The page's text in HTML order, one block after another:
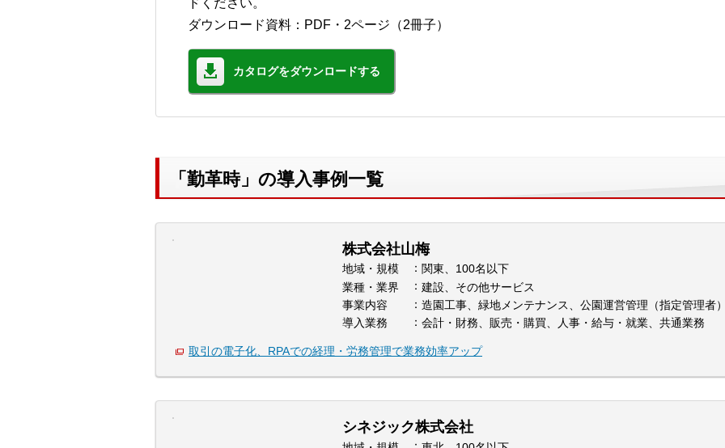
ドください。
ダウンロード資料：PDF・2ページ（2冊子）
カタログをダウンロードする
「勤革時」の導入事例一覧
株式会社山梅
地域・規模
関東、100名以下
業種・業界
建設、その他サービス
事業内容
造園工事、緑地メンテナンス、公園運営管理（指定管理者
導入業務
会計・財務、販売・購買、人事・給与・就業、共通業務
取引の電子化、RPAでの経理・労務管理で業務効率アップ
シネジック株式会社